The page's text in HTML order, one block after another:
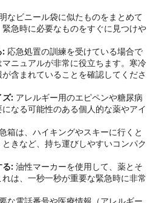
なビニール袋に似たものをまとめて
急時に必要なものをすぐに見つけや
: 応急処置の訓練を受けている場合で
ニュアルが非常に役立ちます。寒冷
含まれていることを確認してくださ
ズ: アレルギー用のエピペンや糖尿病
なる可能性のある個人的な薬やアイ
箱は、ハイキングやスキーに行くと
きなど、持ち運びしやすいコンパク
る: 油性マーカーを使用して、薬とそ
は、一秒一秒が重要な緊急時に非常